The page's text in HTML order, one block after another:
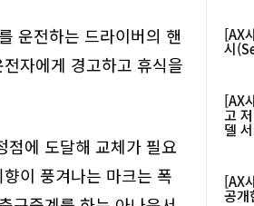
운전하는 드라이버의 핸
자에게 경고하고 휴식을
점에 도달해 교체가 필요
이 풍겨나는 마크는 폭
[AX
시
[AX
고
델
[AX
공개